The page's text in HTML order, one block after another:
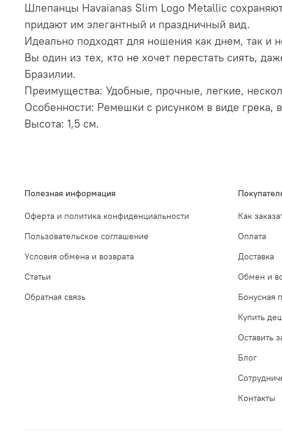
Шлепанцы Havaianas Slim Logo Metallic
придают им элегантный и праздничный вид.
Идеально подходят для ношения как днем, так и
Вы один из тех, кто не хочет перестать сиять,
Бразилии.
Преимущества: Удобные, прочные, легкие,
Особенности: Ремешки с рисунком в виде грека,
Высота: 1,5 см.
Полезная информация
Оферта и политика конфиденциальности
Пользовательское соглашение
Условия обмена и возврата
Статьи
Обратная связь
Как
Оплата
Доставка
Обмен и
Бонусная
Купить
Оставить
Блог
Контакты